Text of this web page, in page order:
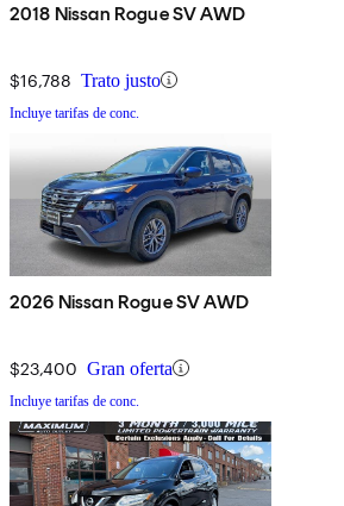
2018 Nissan Rogue SV AWD
$16,788 Trato justo
Incluye tarifas de conc.
2026 Nissan Rogue SV AWD
$23,400 Gran oferta
Incluye tarifas de conc.